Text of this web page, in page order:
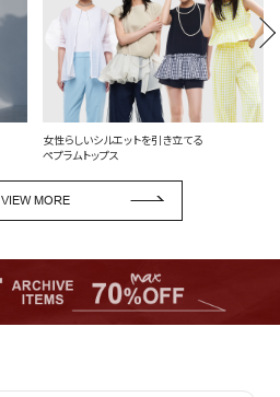
女性らしいシルエットを引き立てる
ペプラムトップス
VIEW MORE